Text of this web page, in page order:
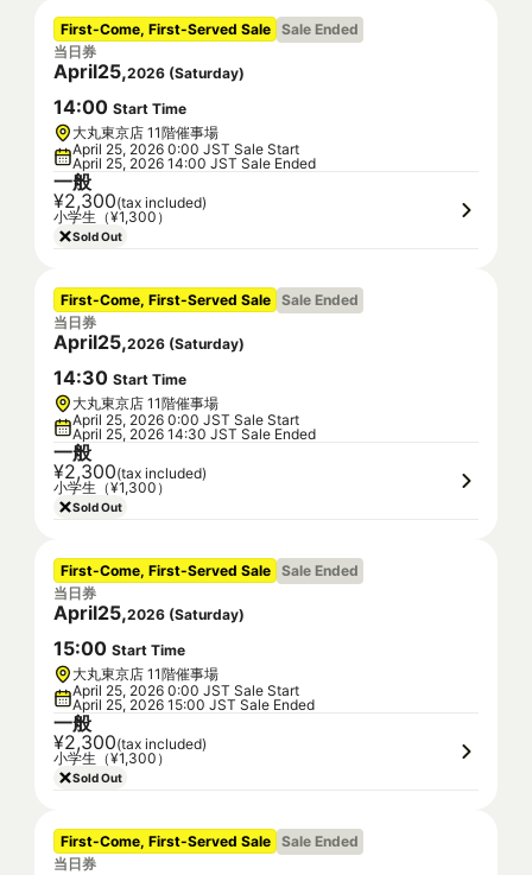
First-Come, First-Served Sale Sale Ended
当日券
April25,2026 (Saturday)
14:00 Start Time
大丸東京店 11階催事場
April 25, 2026 0:00 JST Sale Start
April 25, 2026 14:00 JST Sale Ended
一般
¥2,300(tax included)
小学生（¥1,300）
Sold Out
First-Come, First-Served Sale Sale Ended
当日券
April25,2026 (Saturday)
14:30 Start Time
大丸東京店 11階催事場
April 25, 2026 0:00 JST Sale Start
April 25, 2026 14:30 JST Sale Ended
一般
¥2,300(tax included)
小学生（¥1,300）
Sold Out
First-Come, First-Served Sale Sale Ended
当日券
April25,2026 (Saturday)
15:00 Start Time
大丸東京店 11階催事場
April 25, 2026 0:00 JST Sale Start
April 25, 2026 15:00 JST Sale Ended
一般
¥2,300(tax included)
小学生（¥1,300）
Sold Out
First-Come, First-Served Sale Sale Ended
当日券